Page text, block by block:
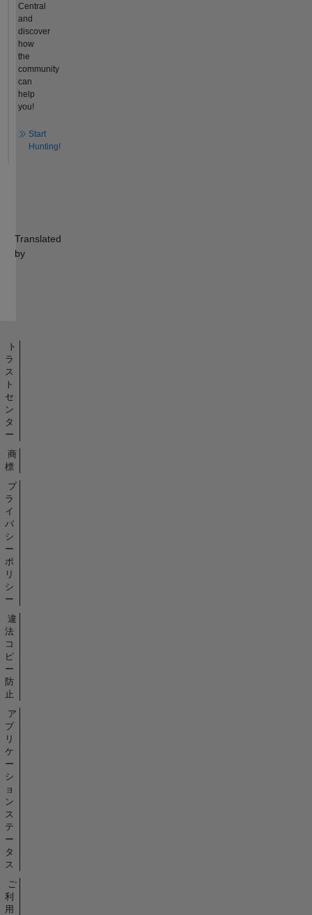
Central
and
discover
how
the
community
can
help
you!
Start
Hunting!
Translated
by
ト
ラ
ス
ト
セ
ン
タ
ー
商
標
プ
ラ
イ
バ
シ
ー
ポ
リ
シ
ー
違
法
コ
ピ
ー
防
止
ア
プ
リ
ケ
ー
シ
ョ
ン
ス
テ
ー
タ
ス
ご
利
用